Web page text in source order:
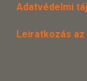
Adatvédelmi
Leiratkozás